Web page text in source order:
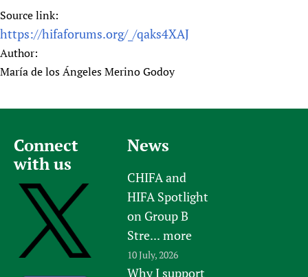
Source link:
https://hifaforums.org/_/qaks4XAJ
Author:
María de los Ángeles Merino Godoy
Connect
with us
News
CHIFA and
HIFA Spotlight
on Group B
Stre... more
10 July, 2026
Why I support